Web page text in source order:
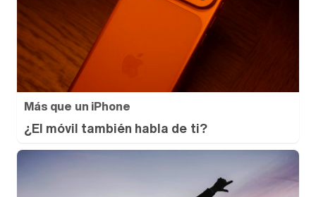
Más que un iPhone
¿El móvil también habla de ti?